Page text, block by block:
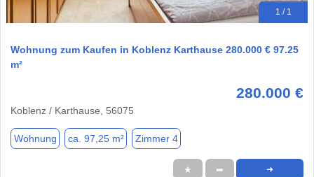
1 / 1
Wohnung zum Kaufen in Koblenz Karthause 280.000 € 97.25
m²
280.000 €
Koblenz / Karthause, 56075
Wohnung ca. 97,25 m² Zimmer 4
★ ➦ ➜